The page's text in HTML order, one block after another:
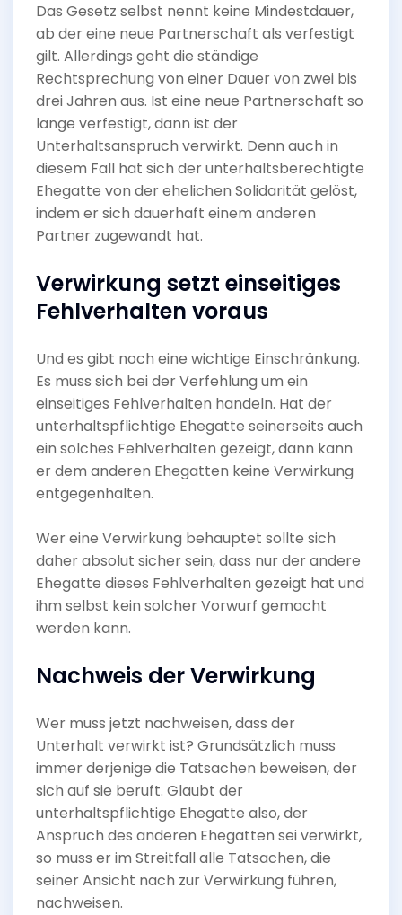
Das Gesetz selbst nennt keine Mindestdauer,
ab der eine neue Partnerschaft als verfestigt
gilt. Allerdings geht die ständige
Rechtsprechung von einer Dauer von zwei bis
drei Jahren aus. Ist eine neue Partnerschaft so
lange verfestigt, dann ist der
Unterhaltsanspruch verwirkt. Denn auch in
diesem Fall hat sich der unterhaltsberechtigte
Ehegatte von der ehelichen Solidarität gelöst,
indem er sich dauerhaft einem anderen
Partner zugewandt hat.
Verwirkung setzt einseitiges
Fehlverhalten voraus
Und es gibt noch eine wichtige Einschränkung.
Es muss sich bei der Verfehlung um ein
einseitiges Fehlverhalten handeln. Hat der
unterhaltspflichtige Ehegatte seinerseits auch
ein solches Fehlverhalten gezeigt, dann kann
er dem anderen Ehegatten keine Verwirkung
entgegenhalten.
Wer eine Verwirkung behauptet sollte sich
daher absolut sicher sein, dass nur der andere
Ehegatte dieses Fehlverhalten gezeigt hat und
ihm selbst kein solcher Vorwurf gemacht
werden kann.
Nachweis der Verwirkung
Wer muss jetzt nachweisen, dass der
Unterhalt verwirkt ist? Grundsätzlich muss
immer derjenige die Tatsachen beweisen, der
sich auf sie beruft. Glaubt der
unterhaltspflichtige Ehegatte also, der
Anspruch des anderen Ehegatten sei verwirkt,
so muss er im Streitfall alle Tatsachen, die
seiner Ansicht nach zur Verwirkung führen,
nachweisen.